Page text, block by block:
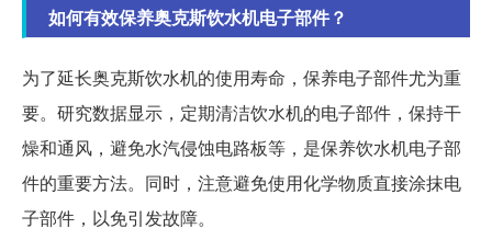
如何有效保养奥克斯饮水机电子部件？
为了延长奥克斯饮水机的使用寿命，保养电子部件尤为重
要。研究数据显示，定期清洁饮水机的电子部件，保持干
燥和通风，避免水汽侵蚀电路板等，是保养饮水机电子部
件的重要方法。同时，注意避免使用化学物质直接涂抹电
子部件，以免引发故障。